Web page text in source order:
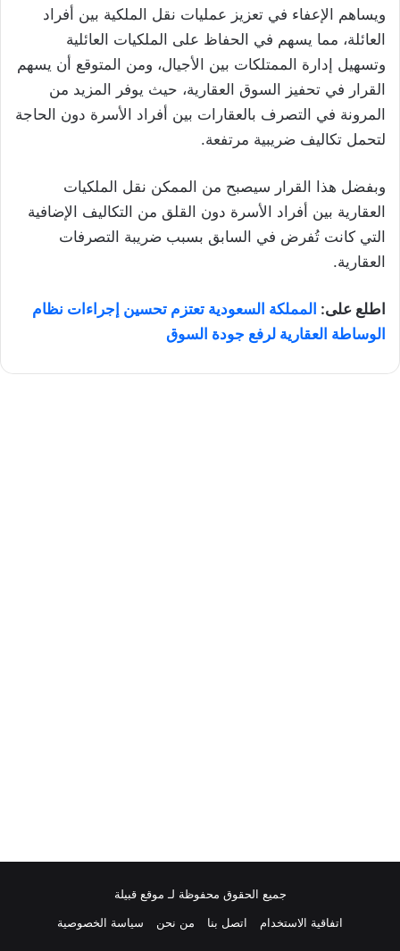
ويساهم الإعفاء في تعزيز عمليات نقل الملكية بين أفراد
العائلة، مما يسهم في الحفاظ على الملكيات العائلية
وتسهيل إدارة الممتلكات بين الأجيال، ومن المتوقع أن يسهم
القرار في تحفيز السوق العقارية، حيث يوفر المزيد من
المرونة في التصرف بالعقارات بين أفراد الأسرة دون الحاجة
لتحمل تكاليف ضريبية مرتفعة.
وبفضل هذا القرار سيصبح من الممكن نقل الملكيات
العقارية بين أفراد الأسرة دون القلق من التكاليف الإضافية
التي كانت تُفرض في السابق بسبب ضريبة التصرفات
العقارية.
اطلع على: المملكة السعودية تعتزم تحسين إجراءات نظام
الوساطة العقارية لرفع جودة السوق
جميع الحقوق محفوظة لـ موقع قبيلة
اتفاقية الاستخدام
اتصل بنا من نحن سياسة الخصوصية